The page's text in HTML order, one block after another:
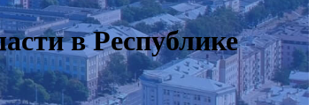
в Республике